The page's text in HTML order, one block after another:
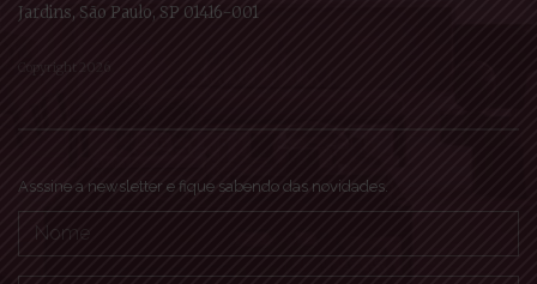
Jardins, São Paulo, SP 01416-001
Copyright 2026
Asssine a newsletter e fique sabendo das novidades.